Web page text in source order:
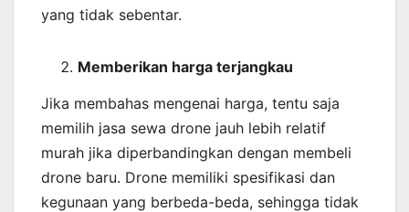
yang tidak sebentar.
Memberikan harga terjangkau
Jika membahas mengenai harga, tentu saja
memilih jasa sewa drone jauh lebih relatif
murah jika diperbandingkan dengan membeli
drone baru. Drone memiliki spesifikasi dan
kegunaan yang berbeda-beda, sehingga tidak